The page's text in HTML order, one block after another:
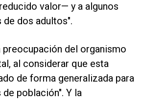
valor— y a algunos
de dos adultos".
preocupación del organismo
al considerar que esta
de forma generalizada para
población". Y la